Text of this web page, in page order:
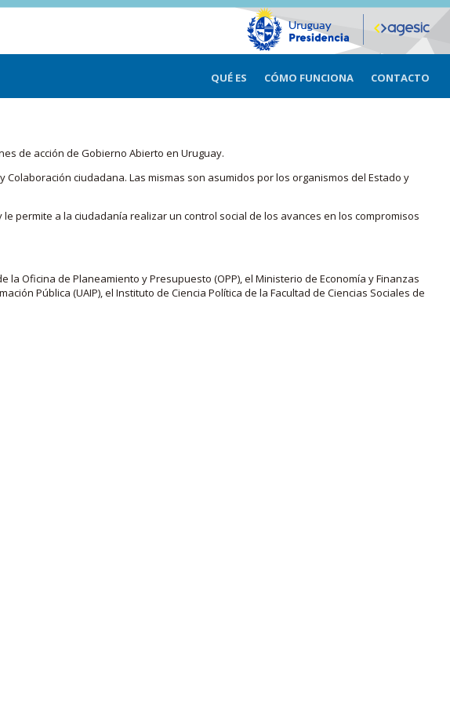
QUÉ ES CÓMO FUNCIONA CONTACTO
de acción de Gobierno Abierto en Uruguay.
ciudadana. Las mismas son asumidos por los organismos del Estado y
permite a la ciudadanía realizar un control social de los avances en los compromisos
Oficina de Planeamiento y Presupuesto (OPP), el Ministerio de Economía y Finanzas
Pública (UAIP), el Instituto de Ciencia Política de la Facultad de Ciencias Sociales de